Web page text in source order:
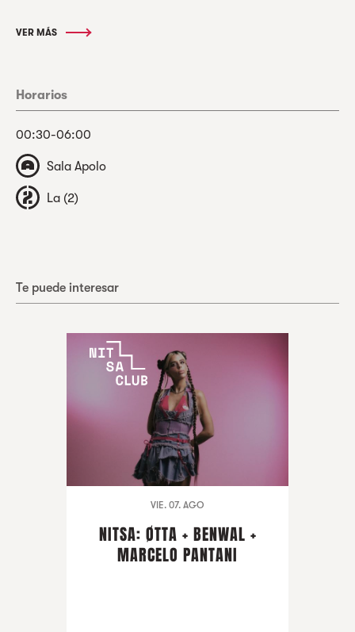
VER MÁS
Horarios
00:30-06:00
Sala Apolo
La (2)
Te puede interesar
VIE. 07. AGO
NITSA: ØTTA + BENWAL +
MARCELO PANTANI